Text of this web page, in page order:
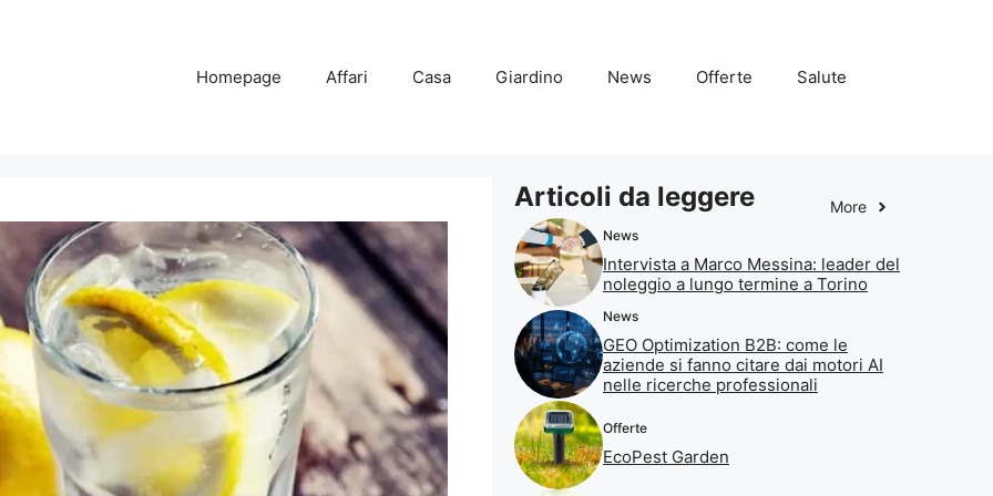
Homepage Affari Casa Giardino News Offerte Salute
Articoli da leggere More
News
Intervista a Marco Messina: leader del
noleggio a lungo termine a Torino
News
GEO Optimization B2B: come le
aziende si fanno citare dai motori AI
nelle ricerche professionali
Offerte
EcoPest Garden